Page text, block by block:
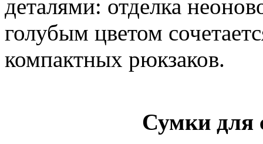
деталями: отделка
голубым цветом
компактных рюкзаков.
Сумки для